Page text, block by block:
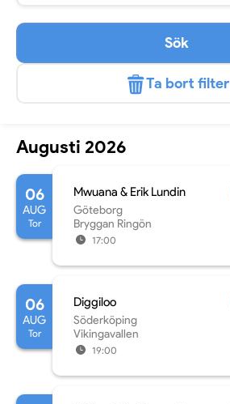
Sök
Ta bort filter
Augusti 2026
06
AUG
Tor
Mwuana & Erik Lundin
Göteborg
Bryggan Ringön
17:00
06
AUG
Tor
Diggiloo
Söderköping
Vikingavallen
19:00